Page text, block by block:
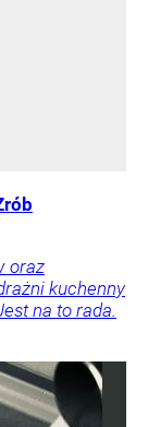
oraz
kuchenny
na to rada.